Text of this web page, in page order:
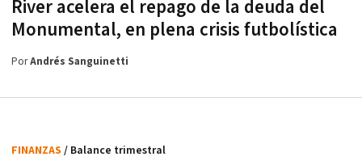
River acelera el repago de la deuda del
Monumental, en plena crisis futbolística
PorAndrés Sanguinetti
FINANZAS / Balance trimestral